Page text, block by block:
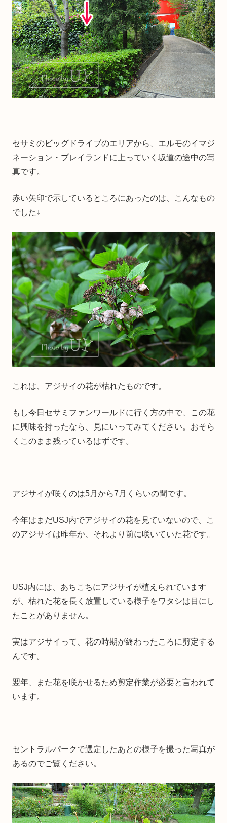
セサミのビッグドライブのエリアから、エルモのイマジ
ネーション・プレイランドに上っていく坂道の途中の写
真です。
赤い矢印で示しているところにあったのは、こんなもの
でした↓
これは、アジサイの花が枯れたものです。
もし今日セサミファンワールドに行く方の中で、この花
に興味を持ったなら、見にいってみてください。おそら
くこのまま残っているはずです。
アジサイが咲くのは5月から7月くらいの間です。
今年はまだUSJ内でアジサイの花を見ていないので、こ
のアジサイは昨年か、それより前に咲いていた花です。
USJ内には、あちこちにアジサイが植えられています
が、枯れた花を長く放置している様子をワタシは目にし
たことがありません。
実はアジサイって、花の時期が終わったころに剪定する
んです。
翌年、また花を咲かせるため剪定作業が必要と言われて
います。
セントラルパークで選定したあとの様子を撮った写真が
あるのでご覧ください。